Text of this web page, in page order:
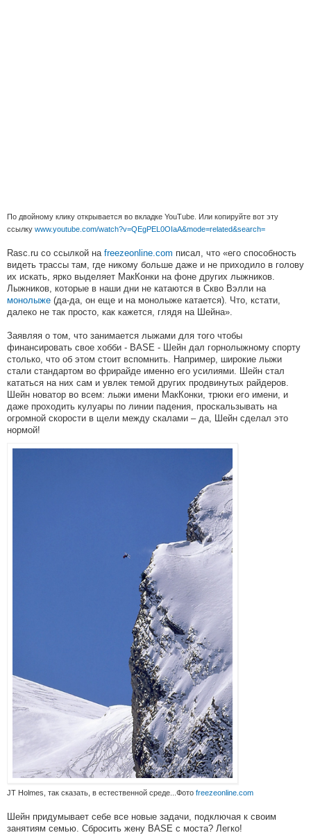
По двойному клику открывается во вкладке YouTube. Или копируйте вот эту
ссылку www.youtube.com/watch?v=QEgPEL0OIaA&mode=related&search=
Rasc.ru со ссылкой на freezeonline.com писал, что «его способность
видеть трассы там, где никому больше даже и не приходило в голову
их искать, ярко выделяет МакКонки на фоне других лыжников.
Лыжников, которые в наши дни не катаются в Скво Вэлли на
монолыже (да-да, он еще и на монолыже катается). Что, кстати,
далеко не так просто, как кажется, глядя на Шейна».
Заявляя о том, что занимается лыжами для того чтобы
финансировать свое хобби - BASE - Шейн дал горнолыжному спорту
столько, что об этом стоит вспомнить. Например, широкие лыжи
стали стандартом во фрирайде именно его усилиями. Шейн стал
кататься на них сам и увлек темой других продвинутых райдеров.
Шейн новатор во всем: лыжи имени МакКонки, трюки его имени, и
даже проходить кулуары по линии падения, проскальзывать на
огромной скорости в щели между скалами – да, Шейн сделал это
нормой!
JT Holmes, так сказать, в естественной среде...Фото freezeonline.com
Шейн придумывает себе все новые задачи, подключая к своим
занятиям семью. Сбросить жену BASE с моста? Легко!